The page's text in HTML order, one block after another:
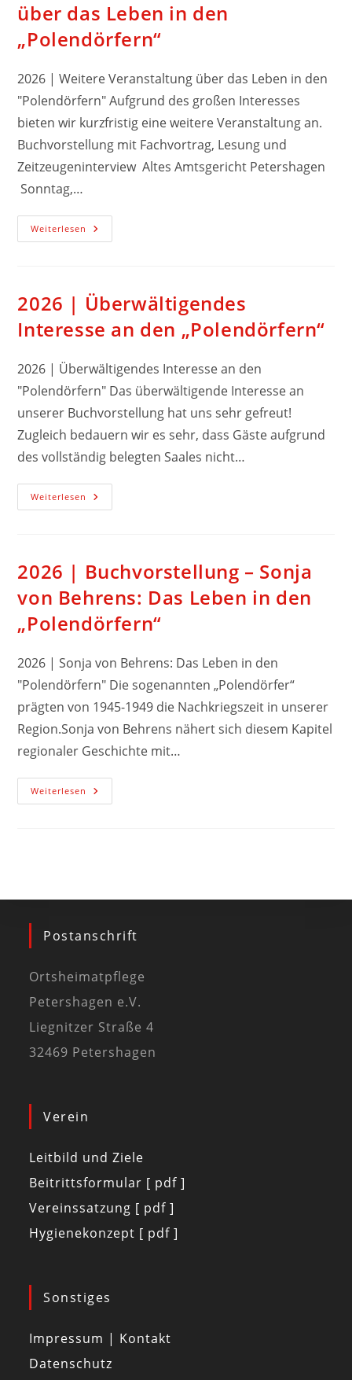
über das Leben in den
„Polendörfern“
2026 | Weitere Veranstaltung über das Leben in den
"Polendörfern" Aufgrund des großen Interesses
bieten wir kurzfristig eine weitere Veranstaltung an.
Buchvorstellung mit Fachvortrag, Lesung und
Zeitzeugeninterview Altes Amtsgericht Petershagen
Sonntag,…
Weiterlesen
2026 | Überwältigendes
Interesse an den „Polendörfern“
2026 | Überwältigendes Interesse an den
"Polendörfern" Das überwältigende Interesse an
unserer Buchvorstellung hat uns sehr gefreut!
Zugleich bedauern wir es sehr, dass Gäste aufgrund
des vollständig belegten Saales nicht…
Weiterlesen
2026 | Buchvorstellung – Sonja
von Behrens: Das Leben in den
„Polendörfern“
2026 | Sonja von Behrens: Das Leben in den
"Polendörfern" Die sogenannten „Polendörfer“
prägten von 1945-1949 die Nachkriegszeit in unserer
Region.Sonja von Behrens nähert sich diesem Kapitel
regionaler Geschichte mit…
Weiterlesen
Postanschrift
Ortsheimatpflege
Petershagen e.V.
Liegnitzer Straße 4
32469 Petershagen
Verein
Leitbild und Ziele
Beitrittsformular [ pdf ]
Vereinssatzung [ pdf ]
Hygienekonzept [ pdf ]
Sonstiges
Impressum | Kontakt
Datenschutz